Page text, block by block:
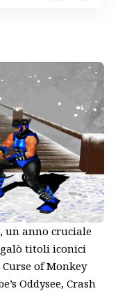
un anno cruciale
titoli iconici
of Monkey
Oddysee, Crash